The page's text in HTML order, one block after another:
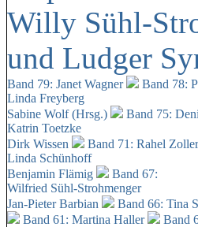
Willy Sühl-
und Ludger
Band 79: Janet Wagner Band 78:
Linda Freyberg
Sabine Wolf (Hrsg.)
Band 75:
Katrin Toetzke
Dirk Wissen
Band 71: Rahel
Linda Schünhoff
Benjamin Flämig
Band 67:
Wilfried Sühl-Strohmenger
Jan-Pieter Barbian
Band 66: Tina
Band 61: Martina Haller
Band